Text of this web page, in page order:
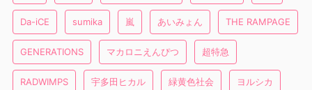
Da-iCE sumika 嵐 あいみょん THE RAMPAGE
GENERATIONS マカロニえんぴつ 超特急
RADWIMPS 宇多田ヒカル 緑黄色社会 ヨルシカ